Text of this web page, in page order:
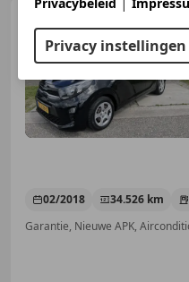
02/2018 34.526 km
Privacy instellingen